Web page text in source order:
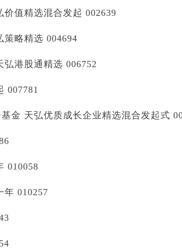
值精选混合发起 002639
略精选 004694
港股通精选 006752
007781
金 天弘优质成长企业精选混合发起式
010058
年 010257